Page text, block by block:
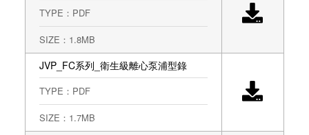
CSF（意大利）
INOXPA（西班牙）
STAC（意大利）
SYDEX（意大利）
BPE管式熱交換器（ENERQUIP美國）
TYPE：PDF
SIZE：1.8MB
JVP_FC系列_衛生級離心泵浦型錄
TYPE：PDF
SIZE：1.7MB